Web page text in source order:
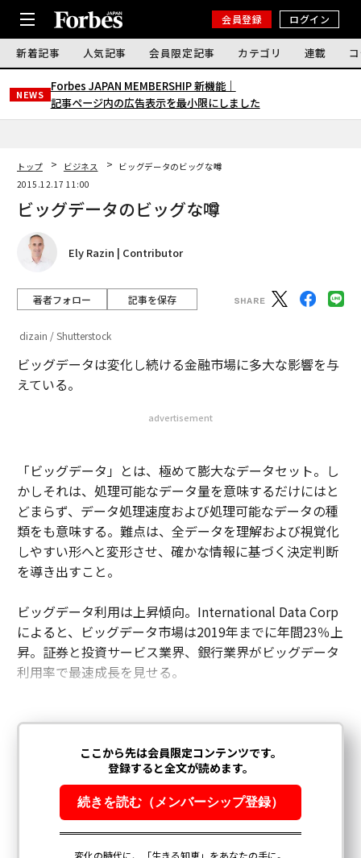
会員登録 ログイン
新着記事 人気記事 会員限定記事 カテゴリ 連載
NEWS
Forbes JAPAN MEMBERSHIP 新機能｜
記事ページ内の広告表示を最小限にしました
トップ ビジネス
ビッグデータのビッグな噂
2015.12.17 11:00
ビッグデータのビッグな噂
Ely Razin | Contributor
著者フォロー 記事を保存
dizain / Shutterstock
ビッグデータは変化し続ける金融市場に多大な影響を与
えている。
advertisement
「ビッグデータ」とは、極めて膨大なデータセット。し
かしそれは、処理可能なデータ量を意味するだけにはと
どまらず、データ処理速度および処理可能なデータの種
類をも意味する。難点は、全データを理解および視覚化
しやすい形へと変形させ、確かな情報に基づく決定判断
を導き出すこと。
ビッグデータ利用は上昇傾向。International Data Corp
によると、ビッグデータ市場は2019年までに年間23％上
昇。証券と投資サービス業界、銀行業界がビッグデータ
利用率で最速成長を見せる。